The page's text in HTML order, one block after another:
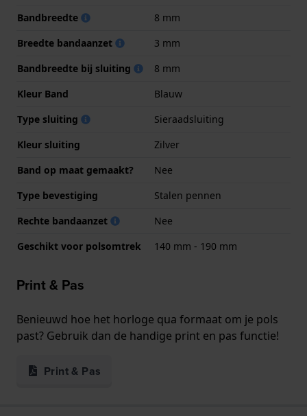
Bandbreedte
8 mm
Breedte bandaanzet
3 mm
Bandbreedte bij sluiting
8 mm
Kleur Band
Blauw
Type sluiting
Sieraadsluiting
Kleur sluiting
Zilver
Band op maat gemaakt?
Nee
Type bevestiging
Stalen pennen
Rechte bandaanzet
Nee
Geschikt voor polsomtrek
140 mm - 190 mm
Print & Pas
Benieuwd hoe het horloge qua formaat om je pols
past? Gebruik dan de handige print en pas functie!
Print & Pas